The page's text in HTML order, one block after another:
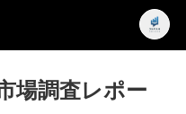
場調査レポー